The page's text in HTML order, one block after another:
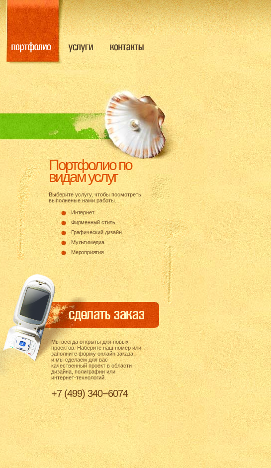
Портфолио по
видам услуг
Выберите услугу, чтобы посмотреть
выполненые нами работы.
Интернет
Фирменный стиль
Графический дизайн
Мультимедиа
Мероприятия
Мы всегда открыты для новых
проектов. Наберите наш номер или
заполните форму онлайн заказа,
и мы сделаем для вас
качественный проект в области
дизайна, полиграфии или
интернет-технологий.
+7 (499) 340−6074